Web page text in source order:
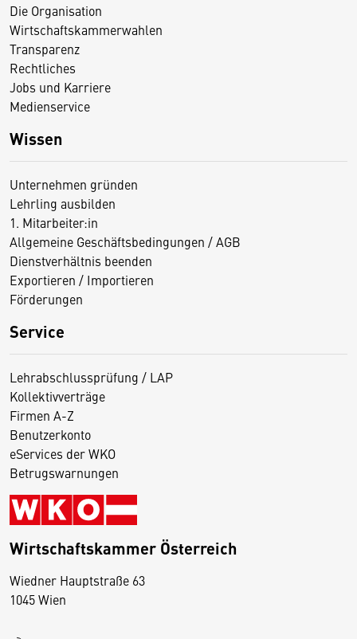
Die Organisation
Wirtschaftskammerwahlen
Transparenz
Rechtliches
Jobs und Karriere
Medienservice
Wissen
Unternehmen gründen
Lehrling ausbilden
1. Mitarbeiter:in
Allgemeine Geschäftsbedingungen / AGB
Dienstverhältnis beenden
Exportieren / Importieren
Förderungen
Service
Lehrabschlussprüfung / LAP
Kollektivverträge
Firmen A-Z
Benutzerkonto
eServices der WKO
Betrugswarnungen
Wirtschaftskammer Österreich
Wiedner Hauptstraße 63
1045 Wien
D